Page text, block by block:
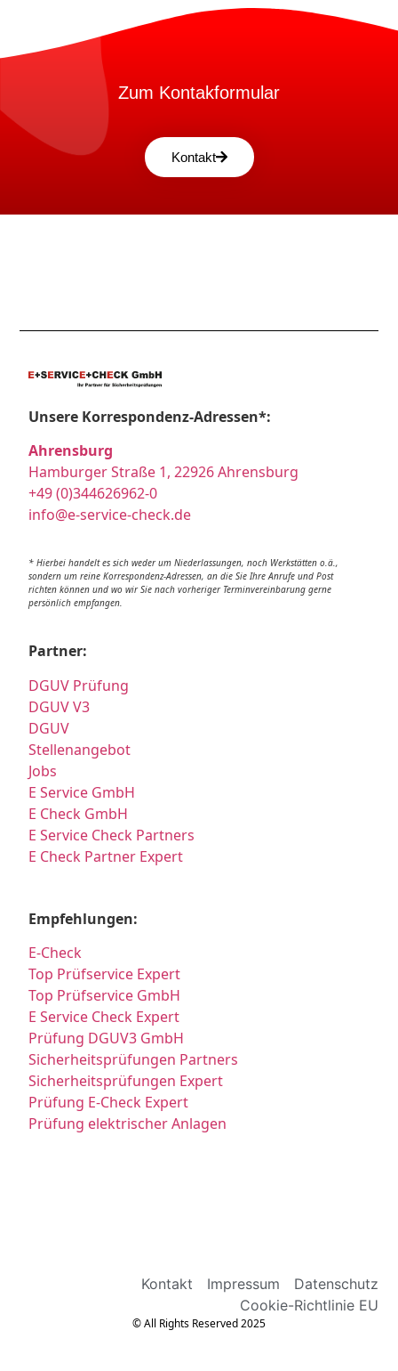
Zum Kontakformular
Kontakt
Unsere Korrespondenz-Adressen*:
Ahrensburg
Hamburger Straße 1, 22926 Ahrensburg
+49 (0)344626962-0
info@e-service-check.de
* Hierbei handelt es sich weder um Niederlassungen, noch Werkstätten o.ä.,
sondern um reine Korrespondenz-Adressen, an die Sie Ihre Anrufe und Post
richten können und wo wir Sie nach vorheriger Terminvereinbarung gerne
persönlich empfangen.
Partner:
DGUV Prüfung
DGUV V3
DGUV
Stellenangebot
Jobs
E Service GmbH
E Check GmbH
E Service Check Partners
E Check Partner Expert
Empfehlungen:
E-Check
Top Prüfservice Expert
Top Prüfservice GmbH
E Service Check Expert
Prüfung DGUV3 GmbH
Sicherheitsprüfungen Partners
Sicherheitsprüfungen Expert
Prüfung E-Check Expert
Prüfung elektrischer Anlagen
Kontakt Impressum
Datenschutz
Cookie-Richtlinie EU
© All Rights Reserved 2025